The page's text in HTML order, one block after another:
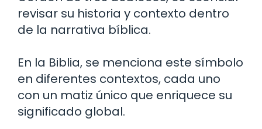
revisar su historia y contexto dentro
de la narrativa bíblica.
En la Biblia, se menciona este símbolo
en diferentes contextos, cada uno
con un matiz único que enriquece su
significado global.